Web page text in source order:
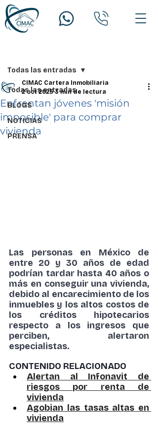
Todas las entradas
BLOGS
NOTICIAS
PRENSA
Todas las entradas
Enfrentan jóvenes 'misión
imposible' para comprar
vivienda
CIMAC Cartera Inmobiliaria
2 oct 2025 3 min de lectura
Las personas en México de
entre 20 y 30 años de edad
podrían tardar hasta 40 años o
más en conseguir una vivienda,
debido al encarecimiento de los
inmuebles y los altos costos de
los créditos hipotecarios
respecto a los ingresos que
perciben, alertaron
especialistas.
CONTENIDO RELACIONADO
Alertan al Infonavit de
riesgos por renta de
vivienda
Agobian las tasas altas en
vivienda